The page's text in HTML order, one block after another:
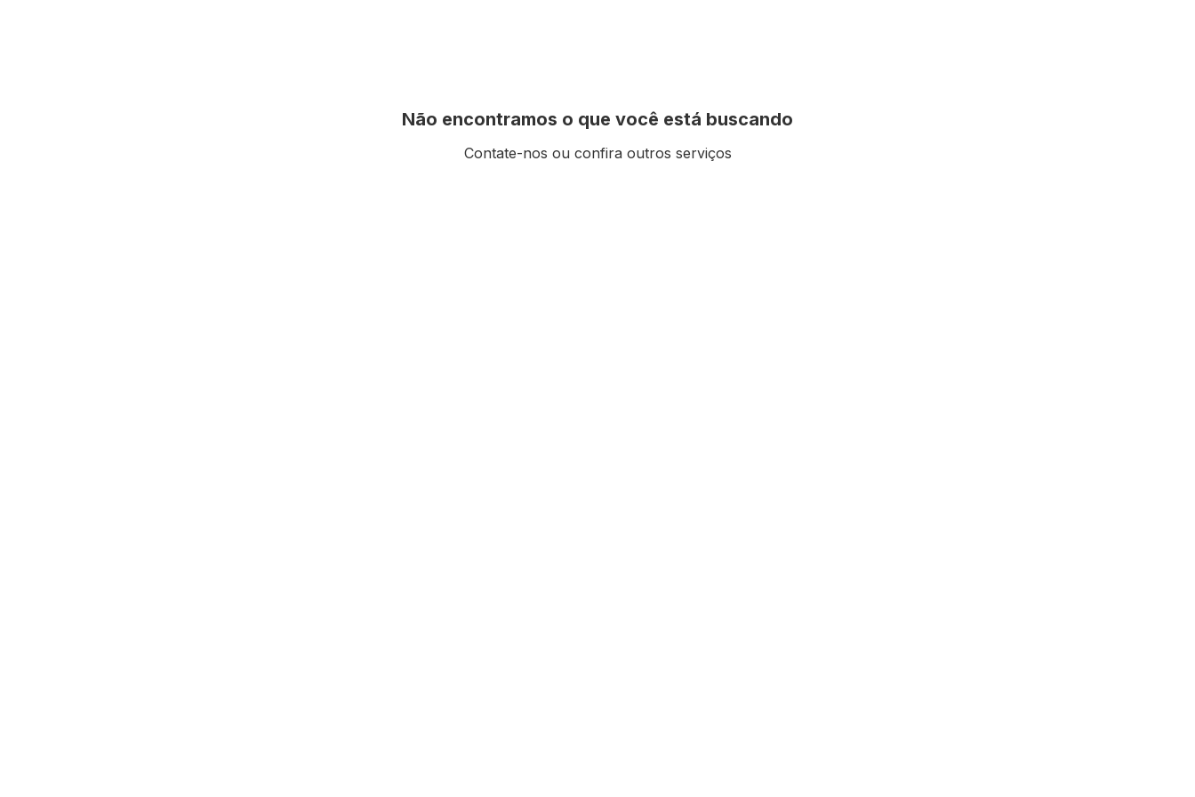
Não encontramos o que você está buscando
Contate-nos ou confira outros serviços